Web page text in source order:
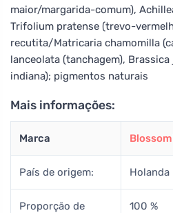
maior/margarida-comum),
Trifolium pratense (trevo-
recutita/Matricaria chamomilla
lanceolata (tanchagem),
indiana); pigmentos naturais
Mais informações:
Marca
País de origem: Holanda
Proporção de
100 %